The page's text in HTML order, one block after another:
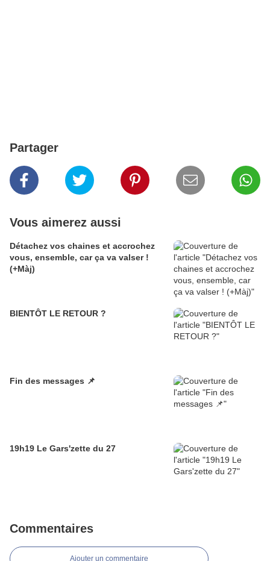
Partager
Vous aimerez aussi
Détachez vos chaines et accrochez
vous, ensemble, car ça va valser !
(+Màj)
BIENTÔT LE RETOUR ?
Fin des messages 📌
19h19 Le Gars'zette du 27
Commentaires
Ajouter un commentaire